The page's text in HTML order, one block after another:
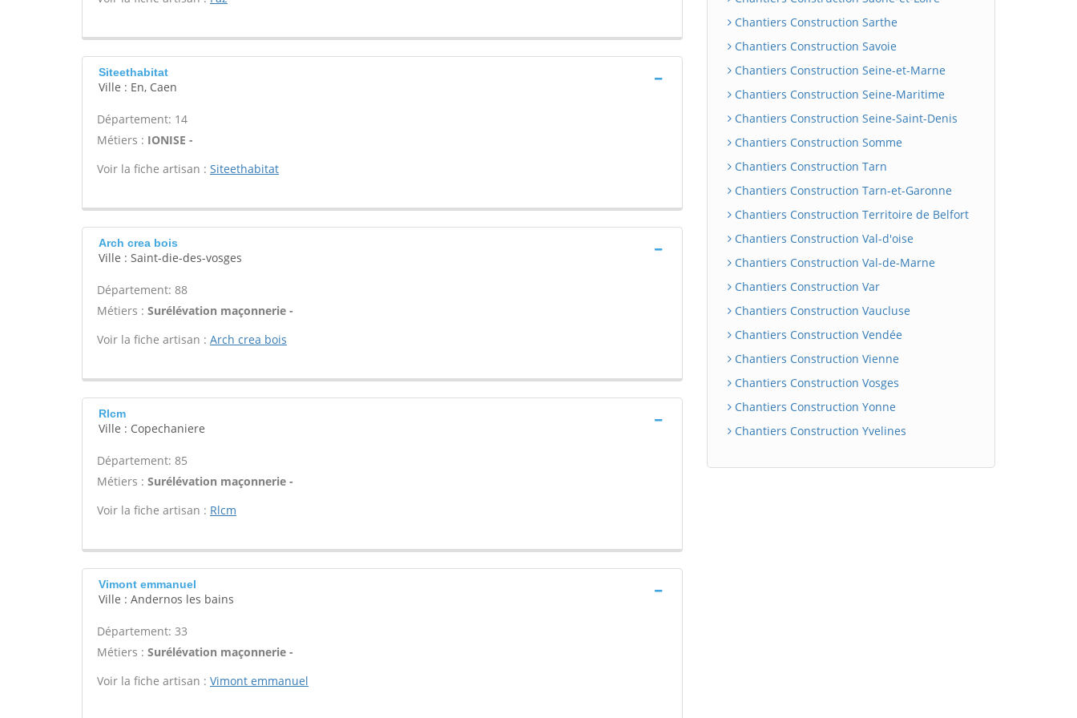
Siteethabitat
Ville : En, Caen
Département: 14
Métiers : IONISE -
Voir la fiche artisan : Siteethabitat
Arch crea bois
Ville : Saint-die-des-vosges
Département: 88
Métiers : Surélévation maçonnerie -
Voir la fiche artisan : Arch crea bois
Rlcm
Ville : Copechaniere
Département: 85
Métiers : Surélévation maçonnerie -
Voir la fiche artisan : Rlcm
Vimont emmanuel
Ville : Andernos les bains
Département: 33
Métiers : Surélévation maçonnerie -
Voir la fiche artisan : Vimont emmanuel
Chantiers Construction Sarthe
Chantiers Construction Savoie
Chantiers Construction Seine-et-Marne
Chantiers Construction Seine-Maritime
Chantiers Construction Seine-Saint-Denis
Chantiers Construction Somme
Chantiers Construction Tarn
Chantiers Construction Tarn-et-Garonne
Chantiers Construction Territoire de Belfort
Chantiers Construction Val-d'oise
Chantiers Construction Val-de-Marne
Chantiers Construction Var
Chantiers Construction Vaucluse
Chantiers Construction Vendée
Chantiers Construction Vienne
Chantiers Construction Vosges
Chantiers Construction Yonne
Chantiers Construction Yvelines